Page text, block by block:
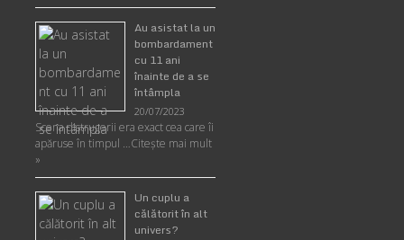
Au asistat la un
bombardament
cu 11 ani
înainte de a se
întâmpla
20/07/2023
Scena distrugerii era exact cea care îi
apăruse în timpul …Citește mai mult
»
Un cuplu a
călătorit în alt
univers?